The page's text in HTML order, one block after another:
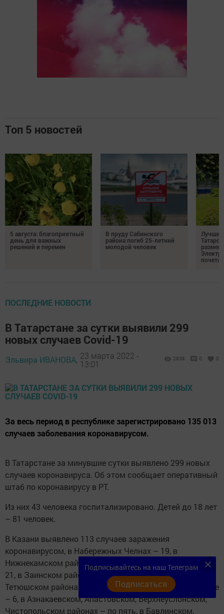
Топ 5 новостей
5 августа: благоприятный
день для важных
решений и перемен
В пруду Сабинского
района погиб 25-летний
молодой человек
Лучших
почета
ПОСЛЕДНИЕ НОВОСТИ
В Татарстане за сутки выявили 299
новых случаев Covid-19
Эльвира ИВАНОВА, 23 марта 2022 -
13:01
2838 0 0
За весь период в республике зарегистрировано 135 013
случаев заболевания коронавирусом.
В Татарстане за минувшие сутки выявлено 299 новых
случаев коронавируса. Об этом сообщает оперативный
штаб по коронавирусу в РТ.
Из них 43 человека госпитализировано. Детей до 18 лет
– 81 человек.
В Казани выявлено 113 случаев заражения
коронавирусом, в Набережных Челнах – 19, в
Нижнекамском районе – 27, в Альметьевском районе –
21, в Заинском районе – 11, в Алексеевском, Арском,
Тетюшском районах – по семь, в Мамадышском районе
– 6, в Азнакаевском, Апастовском, Верхнеуслонском,
Чистопольском районах – по пять, в Бавлинском,
Подписывайтесь на наш Телеграм
Подписаться